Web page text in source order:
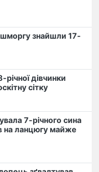
знайшли 17-
річної дівчинки
сітку
7-річного сина
на ланцюгу майже